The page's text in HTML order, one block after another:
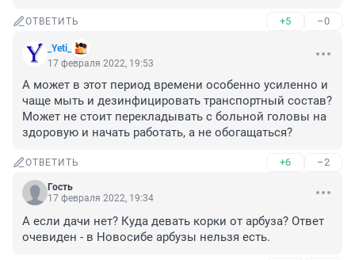
ОТВЕТИТЬ +5 –0
_Yeti_
17 февраля 2022, 19:53
А может в этот период времени особенно усиленно и
чаще мыть и дезинфицировать транспортный состав?
Может не стоит перекладывать с больной головы на
здоровую и начать работать, а не обогащаться?
ОТВЕТИТЬ +6 –2
Гость
17 февраля 2022, 19:34
А если дачи нет? Куда девать корки от арбуза? Ответ
очевиден - в Новосибе арбузы нельзя есть.